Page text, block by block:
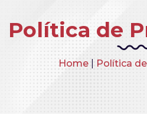
Política de
Home Política